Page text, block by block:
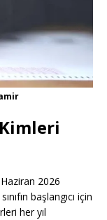
Haziran 2026
başlangıcı için
her yıl